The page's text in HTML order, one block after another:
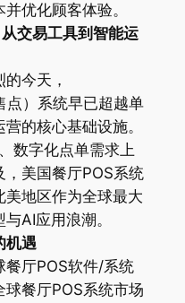
优化顾客体验。
交易工具到智能运
今天，
）系统早已超越单
的核心基础设施。
数字化点单需求上
美国餐厅POS系统
地区作为全球最大
AI应用浪潮。
机遇
餐厅POS软件/系统
餐厅POS系统市场